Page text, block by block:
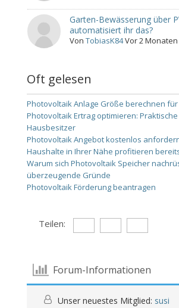
Garten-Bewässerung über
automatisiert ihr das?
VonTobiasK84Vor 2 Monaten
Oft gelesen
Photovoltaik Anlage Größe berechnen für
Photovoltaik Ertrag optimieren:
Hausbesitzer
Photovoltaik Angebot kostenlos
Haushalte in Ihrer Nähe profitieren
Warum sich Photovoltaik Speicher
überzeugende Gründe
Photovoltaik Förderung beantragen
Teilen:
Forum-Informationen
Unser neuestes Mitglied: susi